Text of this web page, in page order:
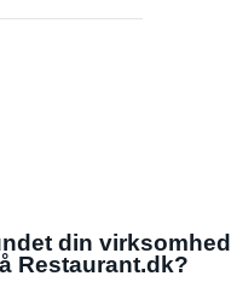
din virksomhed
Restaurant.dk?